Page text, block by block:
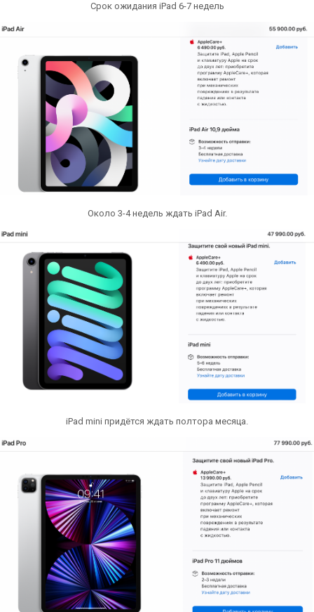
Срок ожидания iPad 6-7 недель
Около 3-4 недель ждать iPad Air.
iPad mini придётся ждать полтора месяца.